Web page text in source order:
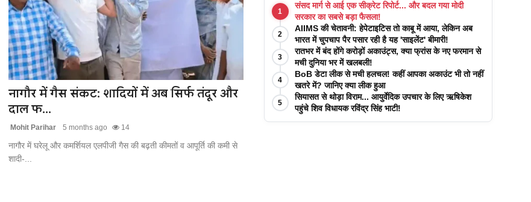
नागौर में गैस संकट: शादियों में अब सिर्फ तंदूर और
दाल फ...
Mohit Parihar 5 months ago 14
नागौर में घरेलू और कमर्शियल एलपीजी गैस की बढ़ती कीमतों व आपूर्ति की कमी से
शादी-...
1
संसद मार्ग से आई एक सीक्रेट रिपोर्ट... और बदल गया मोदी
सरकार का सबसे बड़ा फैसला!
2
AIIMS की चेतावनी: हेपेटाइटिस तो काबू में आया, लेकिन अब
भारत में चुपचाप पैर पसार रही है यह 'साइलेंट' बीमारी!
3
रातभर में बंद होंगे करोड़ों अकाउंट्स, क्या फ्रांस के नए फरमान से
मची दुनिया भर में खलबली!
4
BoB डेटा लीक से मची हलचल! कहीं आपका अकाउंट भी तो नहीं
खतरे में? जानिए क्या लीक हुआ
5
सियासत से थोड़ा विराम... आयुर्वेदिक उपचार के लिए ऋषिकेश
पहुंचे शिव विधायक रविंद्र सिंह भाटी!